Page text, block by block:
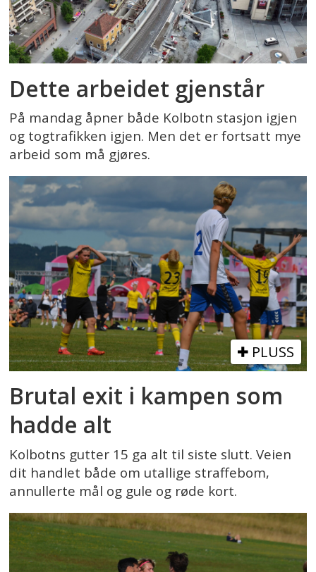
Dette arbeidet gjenstår
På mandag åpner både Kolbotn stasjon igjen
og togtrafikken igjen. Men det er fortsatt mye
arbeid som må gjøres.
PLUSS
Brutal exit i kampen som
hadde alt
Kolbotns gutter 15 ga alt til siste slutt. Veien
dit handlet både om utallige straffebom,
annullerte mål og gule og røde kort.